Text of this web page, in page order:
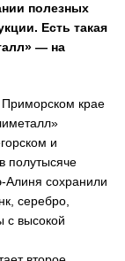
полезных
Есть такая
— на
Приморском крае
и
полутысяче
Алиня сохранили
серебро,
с высокой